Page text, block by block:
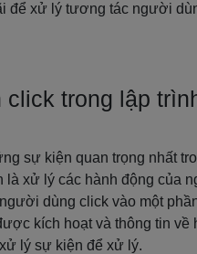
để xử lý tương tác người
trong lập
sự kiện quan trọng nhất
là xử lý các hành động của
dùng click vào một
kích hoạt và thông tin về
lý sự kiện để xử lý.